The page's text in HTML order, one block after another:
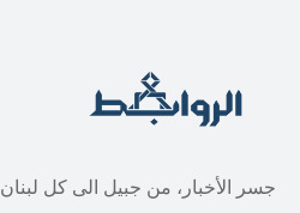
جسر الأخبار، من جبيل الى كل لبنان